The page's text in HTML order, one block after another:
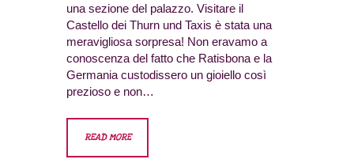
una sezione del palazzo. Visitare il
Castello dei Thurn und Taxis è stata una
meravigliosa sorpresa! Non eravamo a
conoscenza del fatto che Ratisbona e la
Germania custodissero un gioiello così
prezioso e non…
READ MORE